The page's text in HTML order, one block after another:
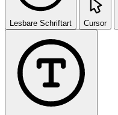
Lesbare Schriftart Cursor